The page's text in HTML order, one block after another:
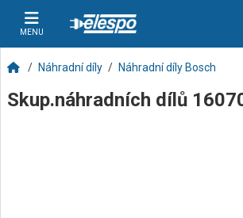
MENU
Náhradní díly Náhradní díly Bosch
Skup.náhradních dílů